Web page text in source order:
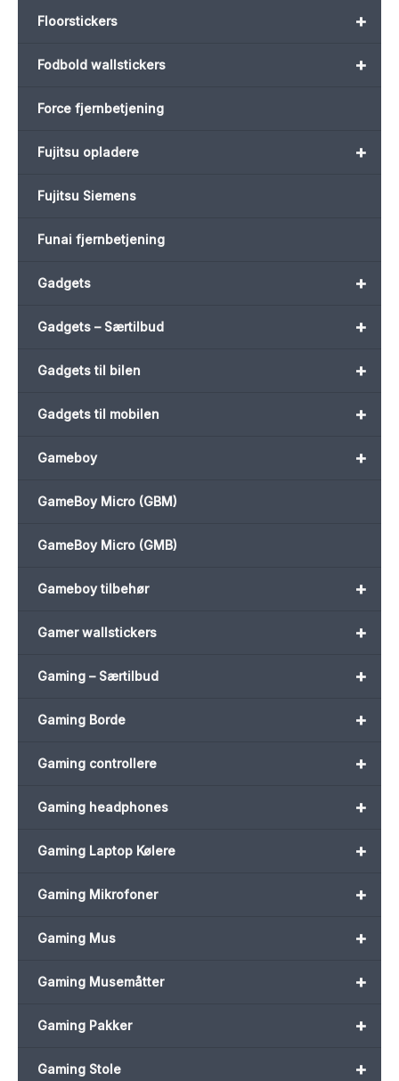
+
Floorstickers
+
Fodbold wallstickers
Force fjernbetjening
+
Fujitsu opladere
Fujitsu Siemens
Funai fjernbetjening
+
Gadgets
+
Gadgets – Særtilbud
+
Gadgets til bilen
+
Gadgets til mobilen
+
Gameboy
GameBoy Micro (GBM)
GameBoy Micro (GMB)
+
Gameboy tilbehør
+
Gamer wallstickers
+
Gaming – Særtilbud
+
Gaming Borde
+
Gaming controllere
+
Gaming headphones
+
Gaming Laptop Kølere
+
Gaming Mikrofoner
+
Gaming Mus
+
Gaming Musemåtter
+
Gaming Pakker
+
Gaming Stole